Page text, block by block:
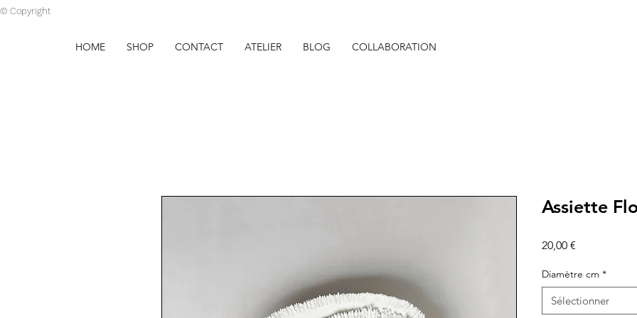
© Copyright
HOME
SHOP CONTACT ATELIER BLOG COLLABORATION
Assiette
20,00 €
Diamètre cm *
Sélectionner